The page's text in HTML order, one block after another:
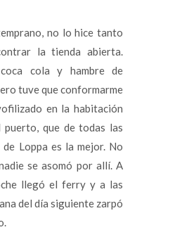
no lo hice tanto
la tienda abierta.
cola y hambre de
tuve que conformarme
en la habitación
puerto, que de todas las
de Loppa es la mejor. No
se asomó por allí. A
llegó el ferry y a las
del día siguiente zarpó